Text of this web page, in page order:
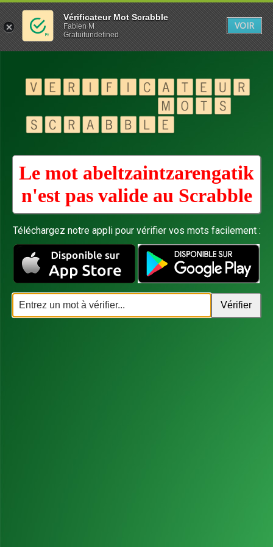
Le mot abeltzaintzarengatik
n'est pas valide au Scrabble
Téléchargez notre appli pour vérifier vos mots facilement :
Vérificateur Mot Scrabble
Fabien M
Gratuitundefined
VOIR